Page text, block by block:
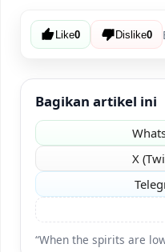
Like0 Dislike0
Bagikan artikel ini
X
“When the spirits are